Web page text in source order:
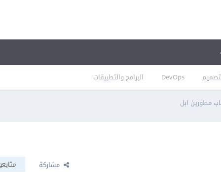
DevOps البرامج والتطبيقات
مطورين ابل
مشاركة